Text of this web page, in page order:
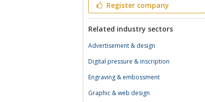
Register company
Related industry sectors
Advertisement & design
Digital pressure & inscription
Engraving & embossment
Graphic & web design